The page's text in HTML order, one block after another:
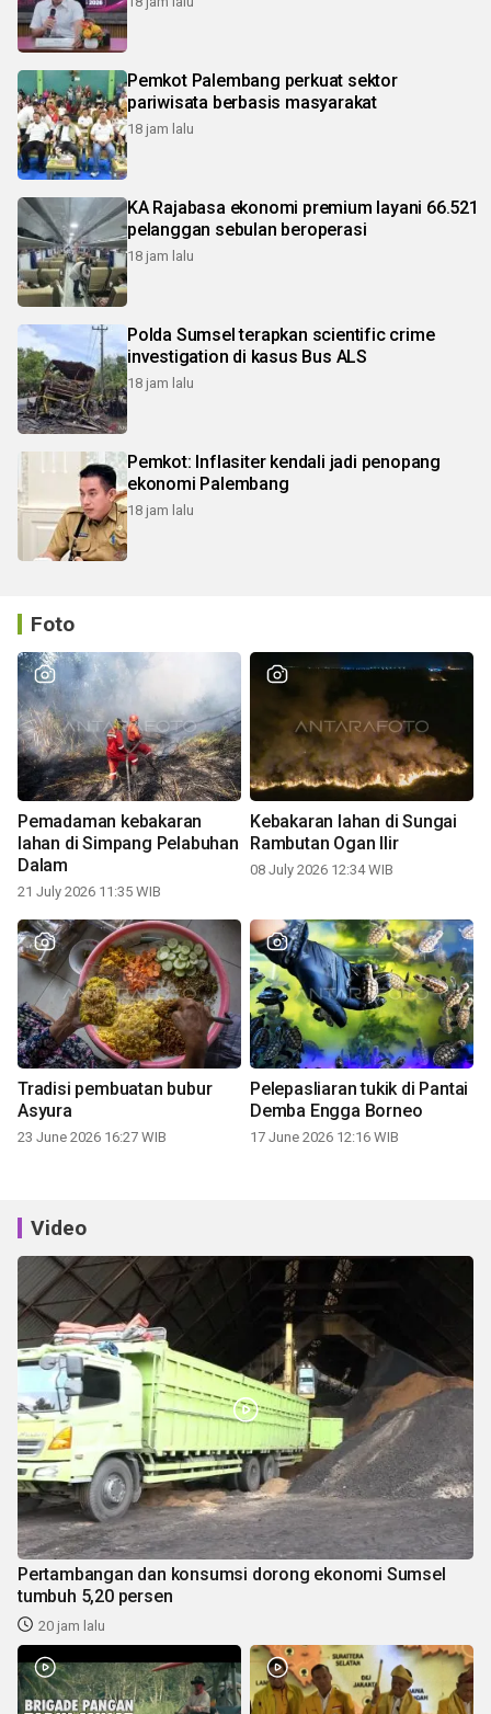
Pemkot Palembang perkuat sektor
pariwisata berbasis masyarakat
18 jam lalu
KA Rajabasa ekonomi premium layani 66.521
pelanggan sebulan beroperasi
18 jam lalu
Polda Sumsel terapkan scientific crime
investigation di kasus Bus ALS
18 jam lalu
Pemkot: Inflasiter kendali jadi penopang
ekonomi Palembang
18 jam lalu
Foto
Pemadaman kebakaran
lahan di Simpang Pelabuhan
Dalam
21 July 2026 11:35 WIB
Kebakaran lahan di Sungai
Rambutan Ogan Ilir
08 July 2026 12:34 WIB
Tradisi pembuatan bubur
Asyura
23 June 2026 16:27 WIB
Pelepasliaran tukik di Pantai
Demba Engga Borneo
17 June 2026 12:16 WIB
Video
Pertambangan dan konsumsi dorong ekonomi Sumsel
tumbuh 5,20 persen
20 jam lalu